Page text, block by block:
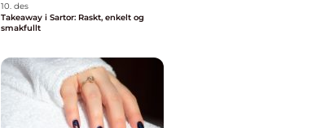
10. des
Takeaway i Sartor: Raskt, enkelt og
smakfullt